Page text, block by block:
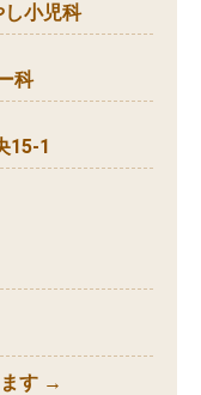
し小児科
科
15-1
す →